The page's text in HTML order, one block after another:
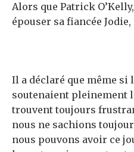
Alors que Patrick
épouser sa fiancée
Il a déclaré que même
soutenaient pleinement
trouvent toujours
nous ne sachions
nous pouvons avoir ce